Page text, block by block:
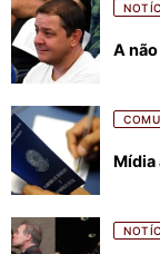
A
Mídia